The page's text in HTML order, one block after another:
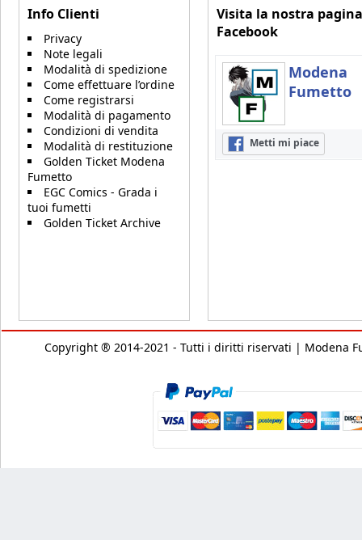
Info Clienti
Privacy
Note legali
Modalità di spedizione
Come effettuare l’ordine
Come registrarsi
Modalità di pagamento
Condizioni di vendita
Modalità di restituzione
Golden Ticket Modena
Fumetto
EGC Comics - Grada i
tuoi fumetti
Golden Ticket Archive
Visita la nostra pagina
Facebook
Modena
Fumetto
Metti mi piace
Copyright ® 2014-2021 - Tutti i diritti riservati | Modena